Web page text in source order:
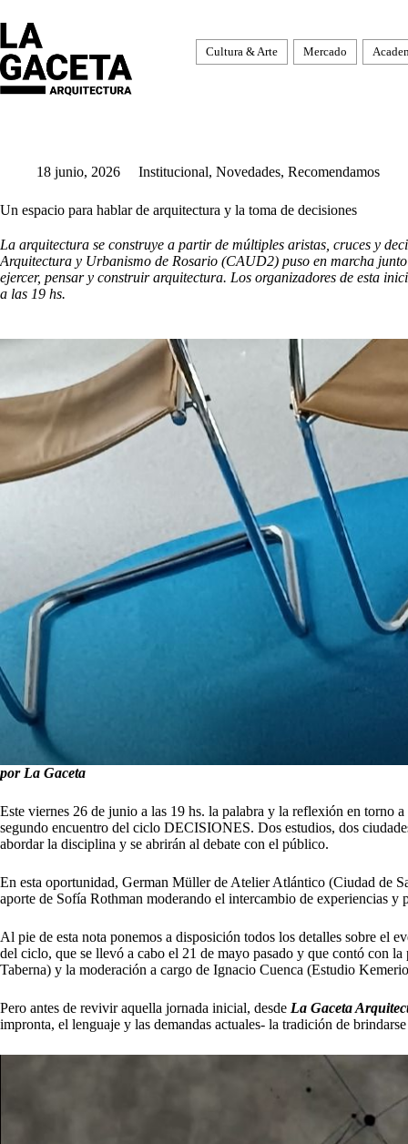
al
contenido
Cultura & Arte Mercado
18 junio, 2026 Institucional, Novedades, Recomendamos
Un espacio para hablar de arquitectura y la toma de decisiones
La arquitectura se construye a partir de múltiples aristas, cruces y
Arquitectura y Urbanismo de Rosario (CAUD2) puso en marcha
ejercer, pensar y construir arquitectura. Los organizadores de esta
a las 19 hs.
por La Gaceta
Este viernes 26 de junio a las 19 hs. la palabra y la reflexión en
segundo encuentro del ciclo DECISIONES. Dos estudios, dos
abordar la disciplina y se abrirán al debate con el público.
En esta oportunidad, German Müller de Atelier Atlántico (Ciudad de
aporte de Sofía Rothman moderando el intercambio de experiencias y
Al pie de esta nota ponemos a disposición todos los detalles sobre el
del ciclo, que se llevó a cabo el 21 de mayo pasado y que contó
Taberna) y la moderación a cargo de Ignacio Cuenca (Estudio
Pero antes de revivir aquella jornada inicial, desde La Gaceta
impronta, el lenguaje y las demandas actuales- la tradición de